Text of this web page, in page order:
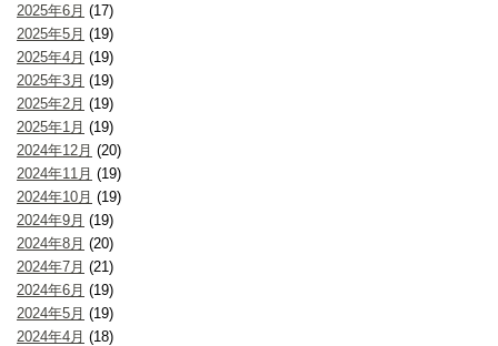
2025年6月 (17)
2025年5月 (19)
2025年4月 (19)
2025年3月 (19)
2025年2月 (19)
2025年1月 (19)
2024年12月 (20)
2024年11月 (19)
2024年10月 (19)
2024年9月 (19)
2024年8月 (20)
2024年7月 (21)
2024年6月 (19)
2024年5月 (19)
2024年4月 (18)